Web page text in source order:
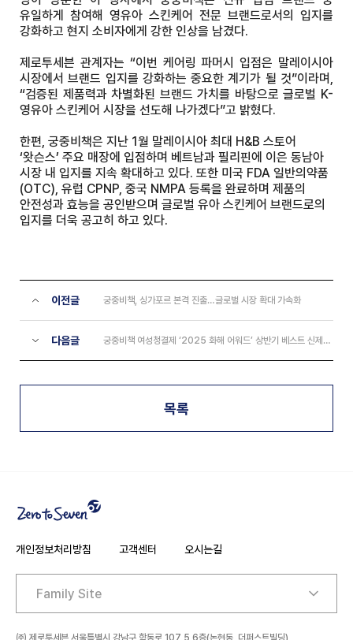
유일하게 참여해 영유아 스킨케어 전문 브랜드로서의 입지를
강화하고 현지 소비자에게 강한 인상을 남겼다.
제로투세븐 관계자는 “이번 케어링 파머시 입점은 말레이시아
시장에서 브랜드 입지를 강화하는 중요한 계기가 될 것”이라며,
“검증된 제품력과 차별화된 브랜드 가치를 바탕으로 글로벌 K-
영유아 스킨케어 시장을 선도해 나가겠다”고 밝혔다.
한편, 궁중비책은 지난 1월 말레이시아 최대 H&B 스토어
‘왓슨스’ 주요 매장에 입점하며 베트남과 필리핀에 이은 동남아
시장 내 입지를 지속 확대하고 있다. 또한 미국 FDA 일반의약품
(OTC), 유럽 CPNP, 중국 NMPA 등록을 완료하며 제품의
안전성과 효능을 공인받으며 글로벌 유아 스킨케어 브랜드로의
입지를 더욱 공고히 하고 있다.
이전글 궁중비책, 싱가포르 본격 진출…글로벌 시장 확대 가속화
다음글 궁중비책 여성청결제 ‘2025 화해 어워드’ 상반기 베스트 신제품 1위
목록
개인정보처리방침 고객센터 오시는길
주소
㈜ 제로투세븐 서울특별시 강남구 학동로 107 5,6층(논현동, 더퍼스트빌딩)